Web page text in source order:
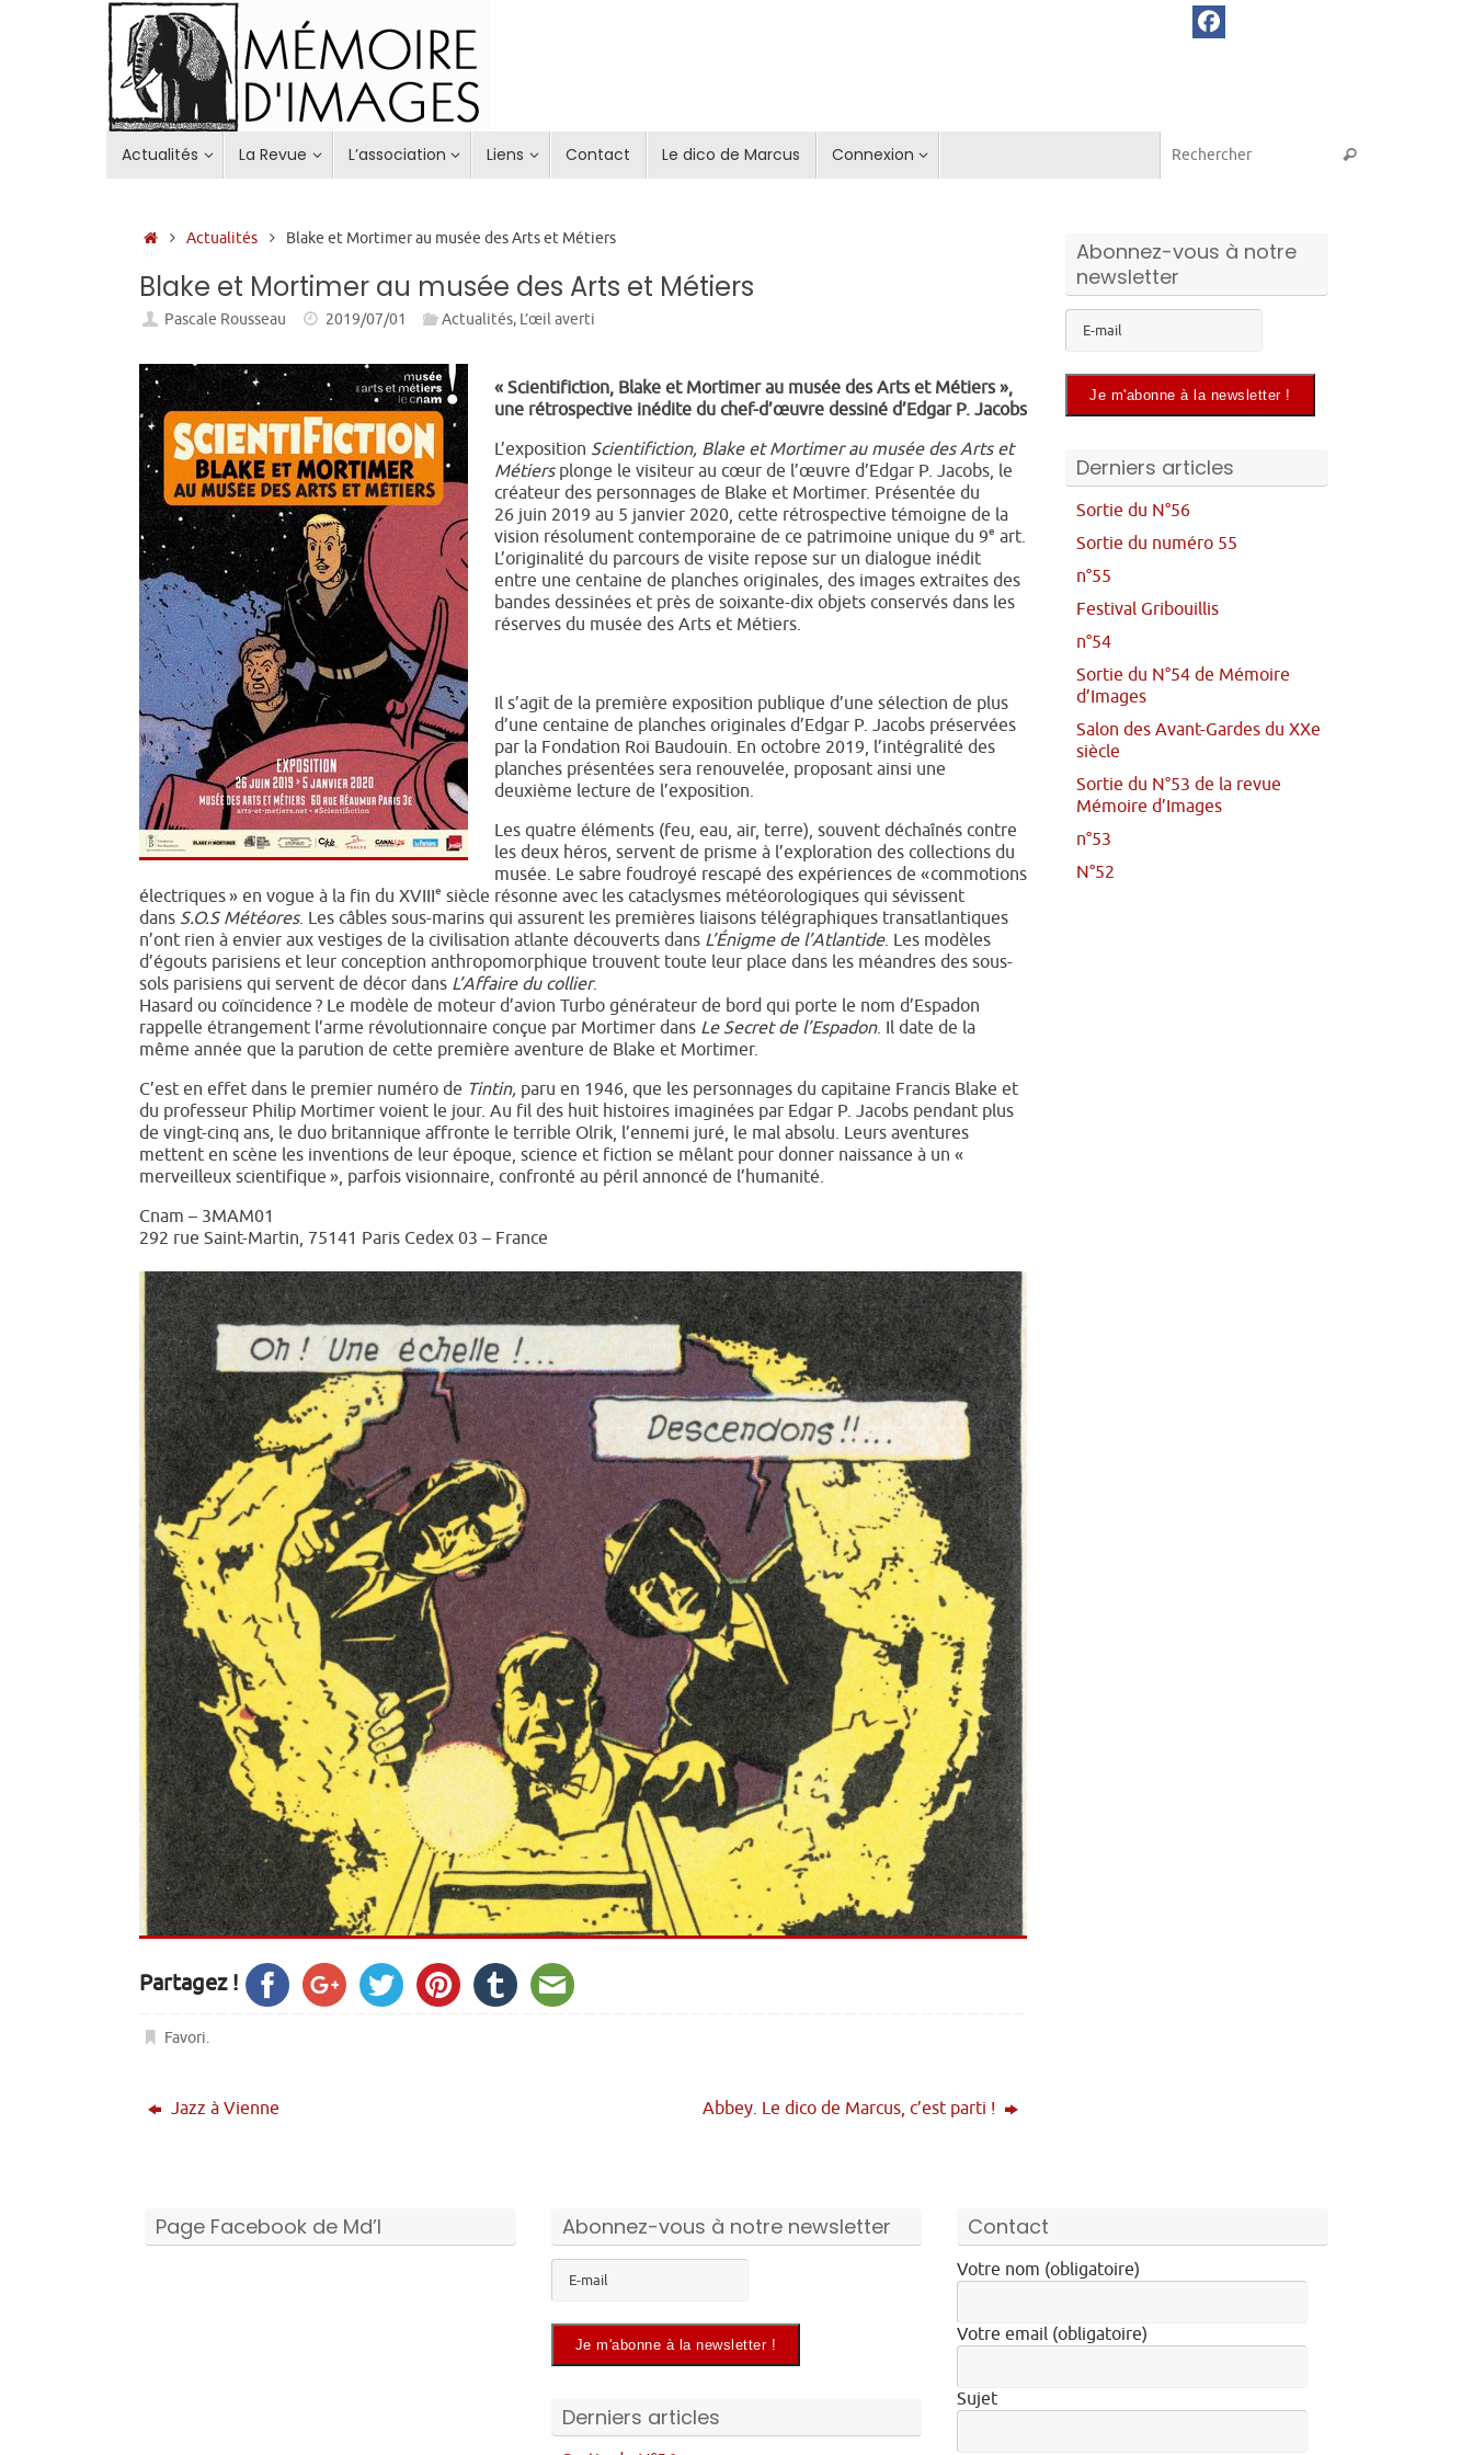
Actualités La Revue L’association Liens Contact Le dico de Marcus Connexion Rechercher
Accueil
Actualités Blake et Mortimer au musée des Arts et Métiers
Blake et Mortimer au musée des Arts et Métiers
Pascale Rousseau 2019/07/01 Actualités, L’œil averti
« Scientifiction, Blake et Mortimer au musée des Arts et Métiers »,
une rétrospective inédite du chef-d’œuvre dessiné d’Edgar P. Jacobs
L’exposition Scientifiction, Blake et Mortimer au musée des Arts et
Métiersplonge le visiteur au cœur de l’œuvre d’Edgar P. Jacobs, le
créateur des personnages de Blake et Mortimer. Présentée du
26 juin 2019 au 5 janvier 2020, cette rétrospective témoigne de la
vision résolument contemporaine de ce patrimoine unique du 9e art.
L’originalité du parcours de visite repose sur un dialogue inédit
entre une centaine de planches originales, des images extraites des
bandes dessinées et près de soixante-dix objets conservés dans les
réserves du musée des Arts et Métiers.
Il s’agit de la première exposition publique d’une sélection de plus
d’une centaine de planches originales d’Edgar P. Jacobs préservées
par la Fondation Roi Baudouin. En octobre 2019, l’intégralité des
planches présentées sera renouvelée, proposant ainsi une
deuxième lecture de l’exposition.
Les quatre éléments (feu, eau, air, terre), souvent déchaînés contre
les deux héros, servent de prisme à l’exploration des collections du
musée. Le sabre foudroyé rescapé des expériences de « commotions
électriques » en vogue à la fin du XVIIIe siècle résonne avec les cataclysmes météorologiques qui sévissent
dans S.O.S Météores. Les câbles sous-marins qui assurent les premières liaisons télégraphiques transatlantiques
n’ont rien à envier aux vestiges de la civilisation atlante découverts dans L’Énigme de l’Atlantide. Les modèles
d’égouts parisiens et leur conception anthropomorphique trouvent toute leur place dans les méandres des sous-
sols parisiens qui servent de décor dans L’Affaire du collier.
Hasard ou coïncidence ? Le modèle de moteur d’avion Turbo générateur de bord qui porte le nom d’Espadon
rappelle étrangement l’arme révolutionnaire conçue par Mortimer dans Le Secret de l’Espadon. Il date de la
même année que la parution de cette première aventure de Blake et Mortimer.
C’est en effet dans le premier numéro de Tintin, paru en 1946, que les personnages du capitaine Francis Blake et
du professeur Philip Mortimer voient le jour. Au fil des huit histoires imaginées par Edgar P. Jacobs pendant plus
de vingt-cinq ans, le duo britannique affronte le terrible Olrik, l’ennemi juré, le mal absolu. Leurs aventures
mettent en scène les inventions de leur époque, science et fiction se mêlant pour donner naissance à un «
merveilleux scientifique », parfois visionnaire, confronté au péril annoncé de l’humanité.
Cnam – 3MAM01
292 rue Saint-Martin, 75141 Paris Cedex 03 – France
Partagez !
Favori.
Jazz à Vienne Abbey. Le dico de Marcus, c’est parti !
Abonnez-vous à notre
newsletter
Derniers articles
Sortie du N°56
Sortie du numéro 55
n°55
Festival Gribouillis
n°54
Sortie du N°54 de Mémoire
d’Images
Salon des Avant-Gardes du XXe
siècle
Sortie du N°53 de la revue
Mémoire d’Images
n°53
N°52
Page Facebook de Md’I Abonnez-vous à notre newsletter
Derniers articles
Contact
Votre nom (obligatoire)
Votre email (obligatoire)
Sujet